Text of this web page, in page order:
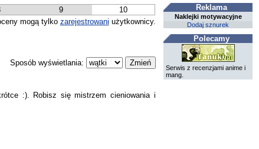
9
10
mogą tylko zarejestrowani użytkownicy.
Sposób wyświetlania:
:). Robisz się mistrzem cieniowania i
Reklama
Naklejki motywacyjne
Dodaj sznurek
Polecamy
Serwis z recenzjami anime i
mang.